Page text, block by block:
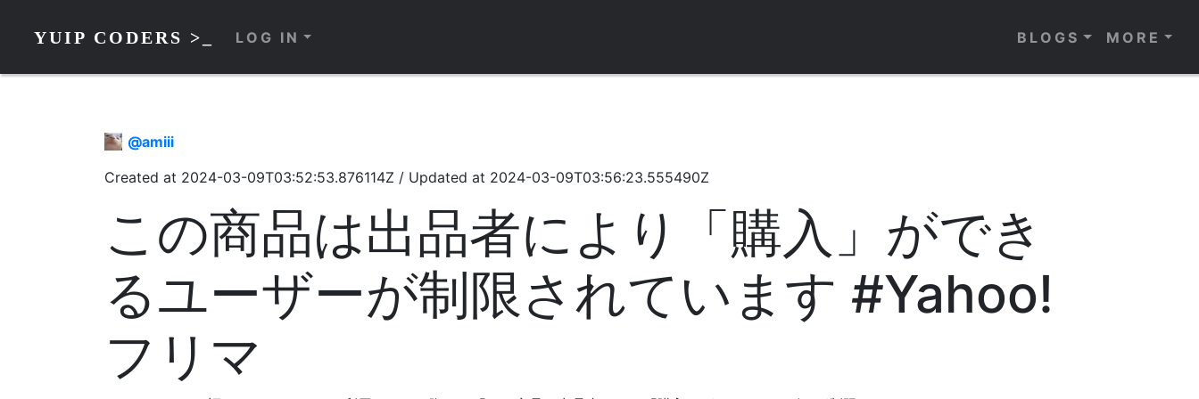
YUIP CODERS >_ LOG IN BLOGS MORE
@amiii
Created at 2024-03-09T03:52:53.876114Z / Updated at 2024-03-09T03:56:23.555490Z
この商品は出品者により「購入」ができ
るユーザーが制限されています #Yahoo!
フリマ